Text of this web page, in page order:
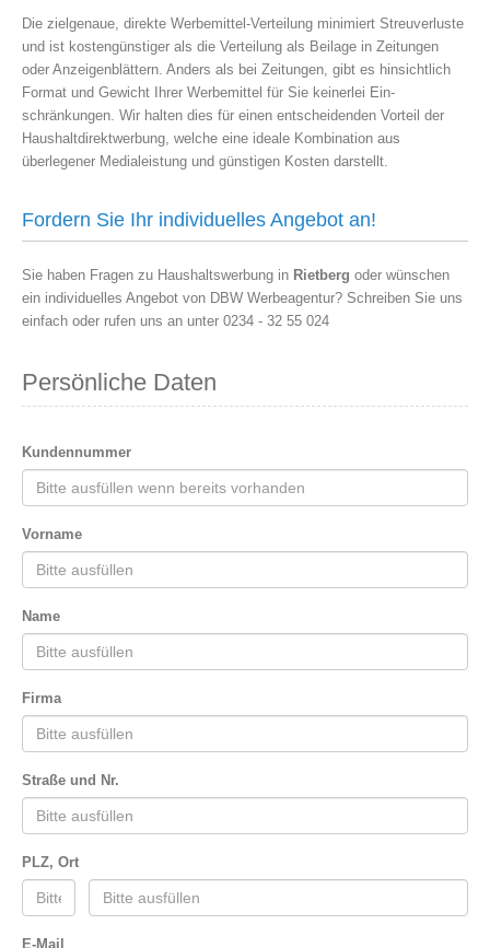
Die zielgenaue, direkte Werbemittel-Verteilung minimiert Streuverluste
und ist kostengünstiger als die Verteilung als Beilage in Zeitungen
oder Anzeigenblättern. Anders als bei Zeitungen, gibt es hinsichtlich
Format und Gewicht Ihrer Werbemittel für Sie keinerlei Ein-
schränkungen. Wir halten dies für einen entscheidenden Vorteil der
Haushaltdirektwerbung, welche eine ideale Kombination aus
überlegener Medialeistung und günstigen Kosten darstellt.
Fordern Sie Ihr individuelles Angebot an!
Sie haben Fragen zu Haushaltswerbung in Rietberg oder wünschen
ein individuelles Angebot von DBW Werbeagentur? Schreiben Sie uns
einfach oder rufen uns an unter 0234 - 32 55 024
Persönliche Daten
Kundennummer
Vorname
Name
Firma
Straße und Nr.
PLZ, Ort
E-Mail